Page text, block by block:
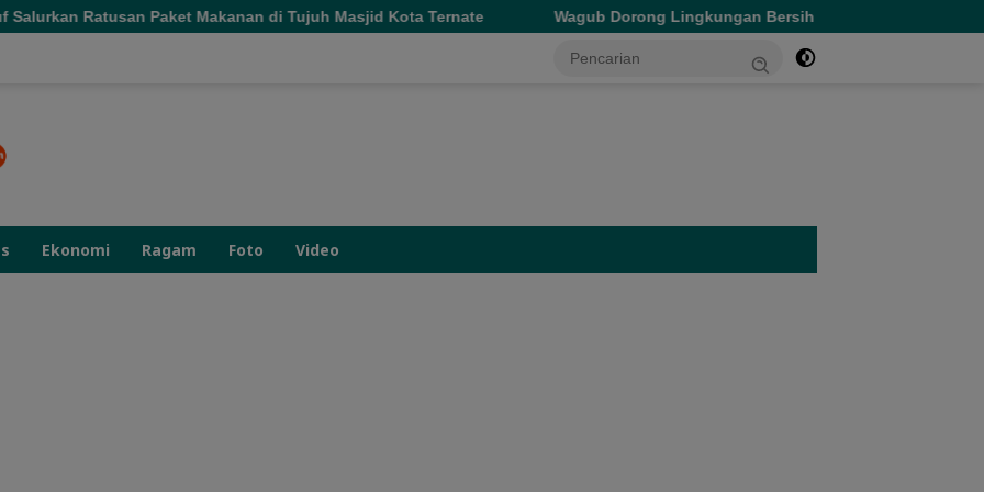
Ratusan Paket Makanan di Tujuh Masjid Kota Ternate Wagub Dorong Lingkungan Bersih dan Edukasi Literasi
Ekonomi Ragam Foto Video